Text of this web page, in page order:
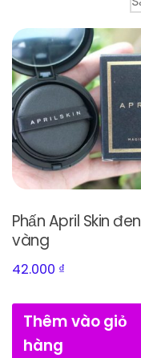
Phấn April Skin đen
vàng
42.000 ₫
Thêm vào giỏ
hàng